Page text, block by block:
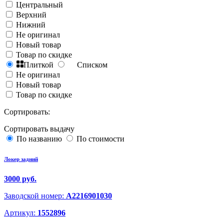
Центральный
Верхний
Нижний
Не оригинал
Новый товар
Товар по скидке
Плиткой
Списком
Не оригинал
Новый товар
Товар по скидке
Сортировать:
Сортировать выдачу
По названию
По стоимости
Локер задний
3000 руб.
Заводской номер: A2216901030
Артикул: 1552896